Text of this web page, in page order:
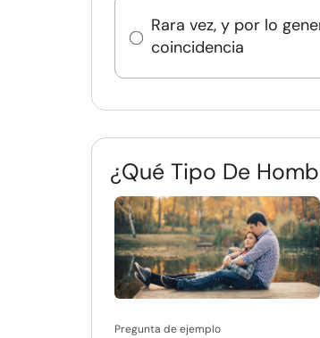
Rara vez, y por lo
coincidencia
¿Qué Tipo De
Pregunta de ejemplo